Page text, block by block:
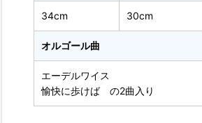
34cm 30cm
オルゴール曲
エーデルワイス
愉快に歩けば の2曲入り